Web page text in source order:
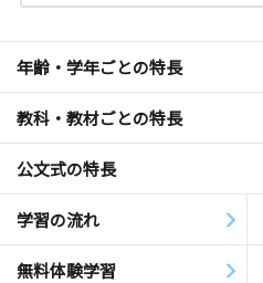
年齢・学年ごとの特長
教科・教材ごとの特長
公文式の特長
学習の流れ
無料体験学習